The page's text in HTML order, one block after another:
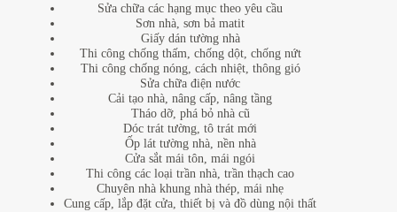
Sửa chữa các hạng mục theo yêu cầu
Sơn nhà, sơn bả matit
Giấy dán tường nhà
Thi công chống thấm, chống dột, chống nứt
Thi công chống nóng, cách nhiệt, thông gió
Sửa chữa điện nước
Cải tạo nhà, nâng cấp, nâng tầng
Tháo dỡ, phá bỏ nhà cũ
Dóc trát tường, tô trát mới
Ốp lát tường nhà, nền nhà
Cửa sắt mái tôn, mái ngói
Thi công các loại trần nhà, trần thạch cao
Chuyên nhà khung nhà thép, mái nhẹ
Cung cấp, lắp đặt cửa, thiết bị và đồ dùng nội thất